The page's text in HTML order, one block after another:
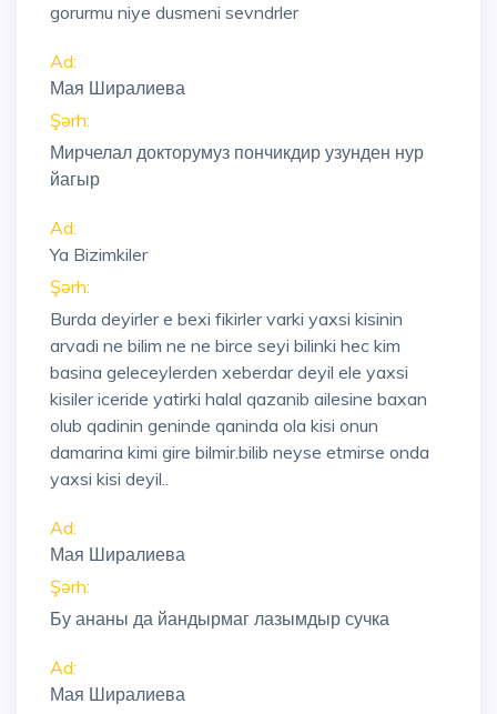
gorurmu niye dusmeni sevndrler
Ad:
Мая Ширалиева
Şərh:
Мирчелал докторумуз пончикдир узунден нур
йагыр
Ad:
Ya Bizimkiler
Şərh:
Burda deyirler e bexi fikirler varki yaxsi kisinin
arvadi ne bilim ne ne birce seyi bilinki hec kim
basina geleceylerden xeberdar deyil ele yaxsi
kisiler iceride yatirki halal qazanib ailesine baxan
olub qadinin geninde qaninda ola kisi onun
damarina kimi gire bilmir.bilib neyse etmirse onda
yaxsi kisi deyil..
Ad:
Мая Ширалиева
Şərh:
Бу ананы да йандырмаг лазымдыр сучка
Ad:
Мая Ширалиева